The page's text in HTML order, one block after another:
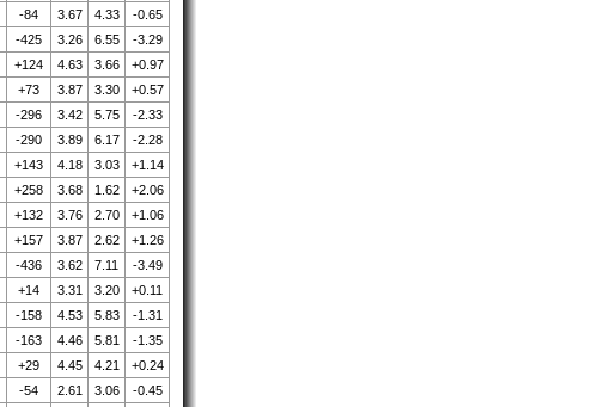
-84 3.67 4.33
-0.65
-425 3.26 6.55
-3.29
+124 4.63 3.66
+0.97
+73 3.87 3.30
+0.57
-296 3.42 5.75
-2.33
-290 3.89 6.17
-2.28
+143 4.18 3.03
+1.14
+258 3.68 1.62
+2.06
+132 3.76 2.70
+1.06
+157 3.87 2.62
+1.26
-436 3.62 7.11
-3.49
+14 3.31 3.20
+0.11
-158 4.53 5.83
-1.31
-163 4.46 5.81
-1.35
+29 4.45 4.21
+0.24
-54 2.61 3.06
-0.45